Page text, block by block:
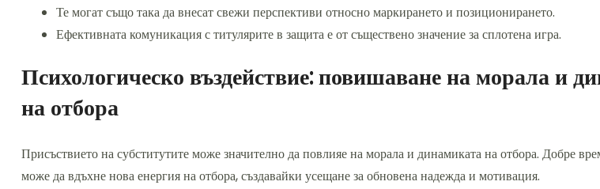
Те могат също така да внесат свежи перспективи относно маркирането и позиционирането.
Ефективната комуникация с титулярите в защита е от съществено значение за сплотена игра.
Психологическо въздействие: повишаване на морала и
на отбора
Присъствието на субститутите може значително да повлияе на морала и динамиката на отбора. Добре
може да вдъхне нова енергия на отбора, създавайки усещане за обновена надежда и мотивация.